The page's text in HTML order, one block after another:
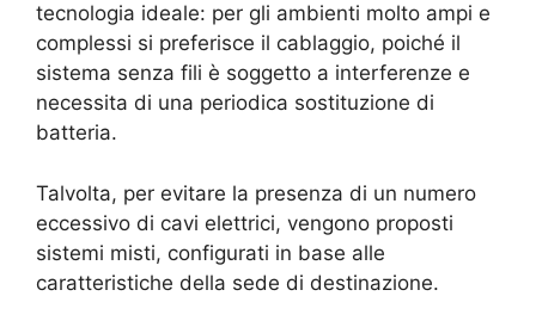
tecnologia ideale: per gli ambienti molto ampi e
complessi si preferisce il cablaggio, poiché il
sistema senza fili è soggetto a interferenze e
necessita di una periodica sostituzione di
batteria.
Talvolta, per evitare la presenza di un numero
eccessivo di cavi elettrici, vengono proposti
sistemi misti, configurati in base alle
caratteristiche della sede di destinazione.